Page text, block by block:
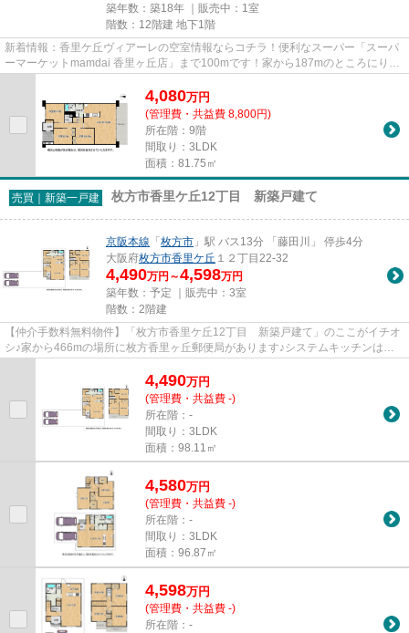
築年数：築18年 ｜販売中： 1室
階数：12階建 地下1階
新着情報：香里ケ丘ヴィアーレの空室情報ならコチラ！便利なスーパー「スーパ
ーマーケットmamdai 香里ヶ丘店」まで100mです！家から187mのところにりそ
4,080万円
(管理費・共益費 8,800円)
所在階：9階
間取り：3LDK
面積：81.75㎡
売買｜新築一戸建 枚方市香里ケ丘12丁目 新築戸建て
京阪本線 「 枚方市 」駅 バス13分 「藤田川」 停歩4分
大阪府枚方市香里ケ丘 １２丁目22-32
4,490万円～4,598万円
築年数：予定 ｜販売中： 3室
階数：2階建
【仲介手数料無料物件】「枚方市香里ケ丘12丁目 新築戸建て」のここがイチオ
シ♪家から466mの場所に枚方香里ヶ丘郵便局があります♪システムキッチンは使
4,490万円
(管理費・共益費 -)
所在階：-
間取り：3LDK
面積：98.11㎡
4,580万円
(管理費・共益費 -)
所在階：-
間取り：3LDK
面積：96.87㎡
4,598万円
(管理費・共益費 -)
所在階：-